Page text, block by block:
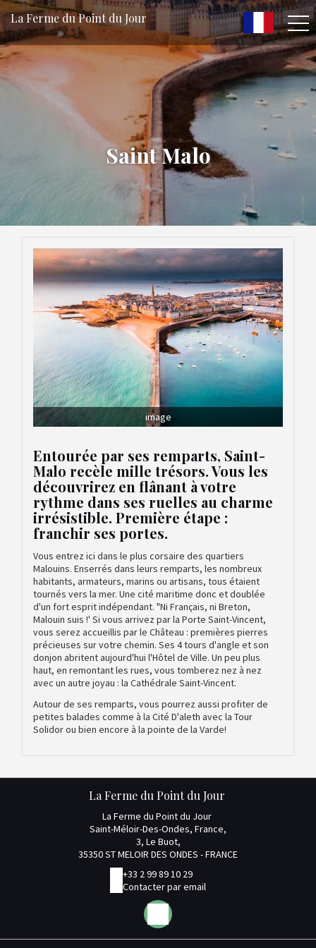
La Ferme du Point du Jour
Saint Malo
image
Entourée par ses remparts, Saint-
Malo recèle mille trésors. Vous les
découvrirez en flânant à votre
rythme dans ses ruelles au charme
irrésistible. Première étape :
franchir ses portes.
Vous entrez ici dans le plus corsaire des quartiers
Malouins. Enserrés dans leurs remparts, les nombreux
habitants, armateurs, marins ou artisans, tous étaient
tournés vers la mer. Une cité maritime donc et doublée
d'un fort esprit indépendant. "Ni Français, ni Breton,
Malouin suis !' Si vous arrivez par la Porte Saint-Vincent,
vous serez accueillis par le Château : premières pierres
précieuses sur votre chemin. Ses 4 tours d'angle et son
donjon abritent aujourd'hui l'Hôtel de Ville. Un peu plus
haut, en remontant les rues, vous tomberez nez à nez
avec un autre joyau : la Cathédrale Saint-Vincent.
Autour de ses remparts, vous pourrez aussi profiter de
petites balades comme à la Cité D'aleth avec la Tour
Solidor ou bien encore à la pointe de la Varde!
La Ferme du Point du Jour
La Ferme du Point du Jour
Saint-Méloir-Des-Ondes, France,
3, Le Buot,
35350 ST MELOIR DES ONDES - FRANCE
+33 2 99 89 10 29
Contacter par email